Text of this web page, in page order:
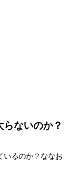
ないのか？
いるのか？ななお